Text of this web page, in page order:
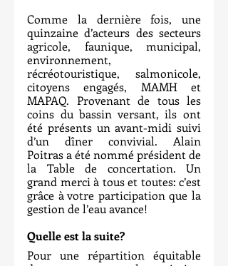
Comme la dernière fois, une
quinzaine d’acteurs des secteurs
agricole, faunique, municipal,
environnement,
récréotouristique, salmonicole,
citoyens engagés, MAMH et
MAPAQ. Provenant de tous les
coins du bassin versant, ils ont
été présents un avant-midi suivi
d’un dîner convivial. Alain
Poitras a été nommé président de
la Table de concertation. Un
grand merci à tous et toutes: c’est
grâce à votre participation que la
gestion de l’eau avance!
Quelle est la suite?
Pour une répartition équitable